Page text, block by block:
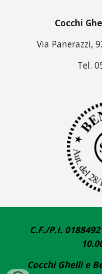
Cocchi
Via Panerazzi,
Tel.
C.F./P.I.
Cocchi Ghelli e